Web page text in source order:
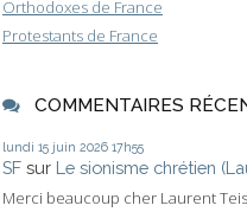
Orthodoxes de France
Protestants de France
COMMENTAIRES
lundi 15 juin 2026 17h55
SF sur Le sionisme chrétien
Merci beaucoup cher Laurent